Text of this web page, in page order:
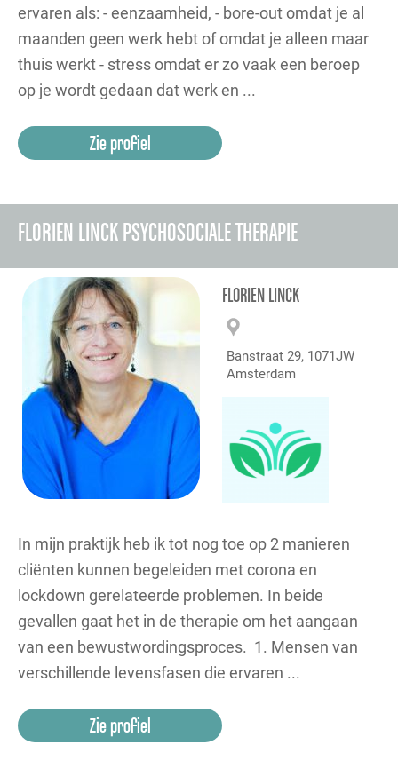
ervaren als: - eenzaamheid, - bore-out omdat je al
maanden geen werk hebt of omdat je alleen maar
thuis werkt - stress omdat er zo vaak een beroep
op je wordt gedaan dat werk en ...
Zie profiel
FLORIEN LINCK PSYCHOSOCIALE THERAPIE
FLORIEN LINCK
Banstraat 29, 1071JW
Amsterdam
In mijn praktijk heb ik tot nog toe op 2 manieren
cliënten kunnen begeleiden met corona en
lockdown gerelateerde problemen. In beide
gevallen gaat het in de therapie om het aangaan
van een bewustwordingsproces. 1. Mensen van
verschillende levensfasen die ervaren ...
Zie profiel